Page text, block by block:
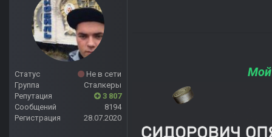
Статус
Не в сети
Группа
Сталкеры
Репутация
3 807
Сообщений
8194
Регистрация
28.07.2020